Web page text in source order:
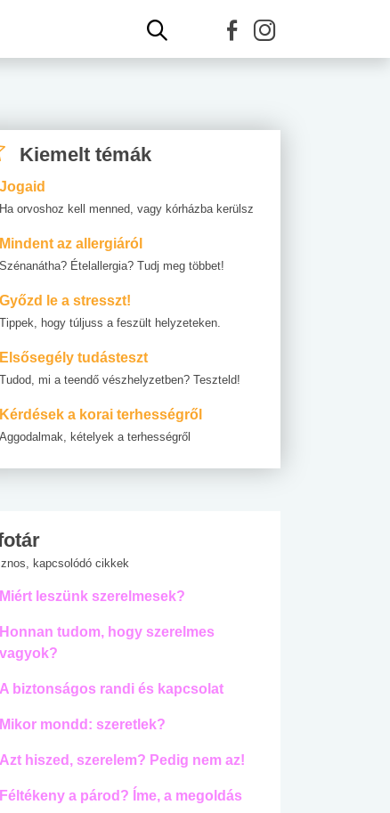
Kiemelt témák
Jogaid
Ha orvoshoz kell menned, vagy kórházba kerülsz
Mindent az allergiáról
Szénanátha? Ételallergia? Tudj meg többet!
Győzd le a stresszt!
Tippek, hogy túljuss a feszült helyzeteken.
Elsősegély tudásteszt
Tudod, mi a teendő vészhelyzetben? Teszteld!
Kérdések a korai terhességről
Aggodalmak, kételyek a terhességről
kapcsolódó cikkek
Miért leszünk szerelmesek?
Honnan tudom, hogy szerelmes
vagyok?
A biztonságos randi és kapcsolat
Mikor mondd: szeretlek?
Azt hiszed, szerelem? Pedig nem az!
Féltékeny a párod? Íme, a megoldás